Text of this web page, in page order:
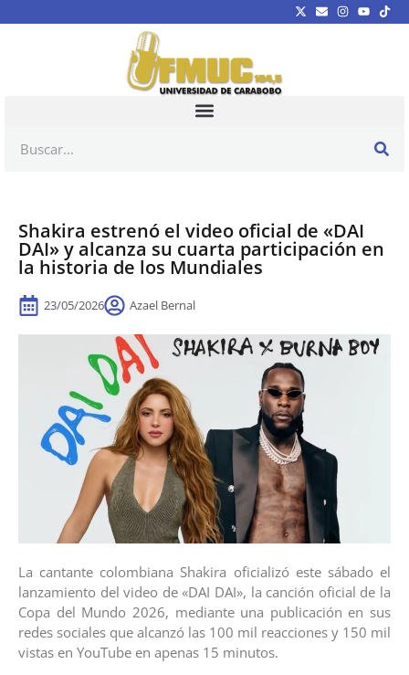
Shakira estrenó el video oficial de «DAI
DAI» y alcanza su cuarta participación en
la historia de los Mundiales
23/05/2026 Azael Bernal
La cantante colombiana Shakira oficializó este sábado el
lanzamiento del video de «DAI DAI», la canción oficial de la
Copa del Mundo 2026, mediante una publicación en sus
redes sociales que alcanzó las 100 mil reacciones y 150 mil
vistas en YouTube en apenas 15 minutos.